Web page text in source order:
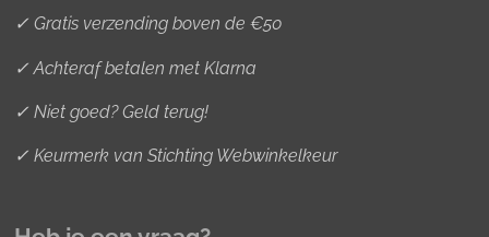
✓ Gratis verzending boven de €50
✓ Achteraf betalen met Klarna
✓ Niet goed? Geld terug!
✓ Keurmerk van Stichting Webwinkelkeur